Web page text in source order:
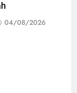
04/08/2026